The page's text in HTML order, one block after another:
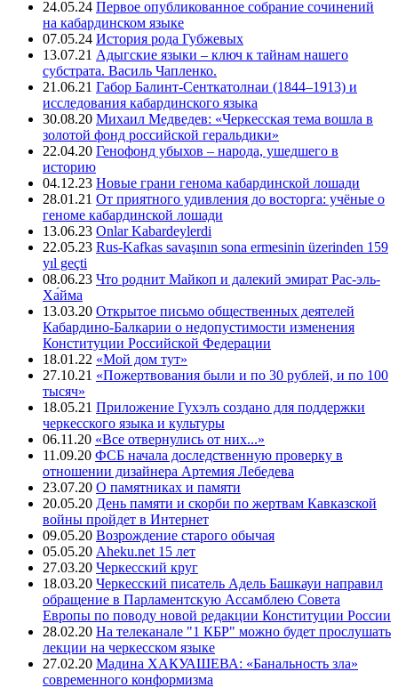
24.05.24 Первое опубликованное собрание сочинений
на кабардинском языке
07.05.24 История рода Губжевых
13.07.21 Адыгские языки – ключ к тайнам нашего
субстрата. Василь Чапленко.
21.06.21 Габор Балинт-Сенткатолнаи (1844–1913) и
исследования кабардинского языка
30.08.20 Михаил Медведев: «Черкесская тема вошла в
золотой фонд российской геральдики»
22.04.20 Генофонд убыхов – народа, ушедшего в
историю
04.12.23 Новые грани генома кабардинской лошади
28.01.21 От приятного удивления до восторга: учёные о
геноме кабардинской лошади
13.06.23 Onlar Kabardeylerdi
22.05.23 Rus-Kafkas savaşının sona ermesinin üzerinden 159
yıl geçti
08.06.23 Что роднит Майкоп и далекий эмират Рас-эль-
Ха́йма
13.03.20 Открытое письмо общественных деятелей
Кабардино-Балкарии о недопустимости изменения
Конституции Российской Федерации
18.01.22 «Мой дом тут»
27.10.21 «Пожертвования были и по 30 рублей, и по 100
тысяч»
18.05.21 Приложение Гухэлъ создано для поддержки
черкесского языка и культуры
06.11.20 «Все отвернулись от них...»
11.09.20 ФСБ начала доследственную проверку в
отношении дизайнера Артемия Лебедева
23.07.20 О памятниках и памяти
20.05.20 День памяти и скорби по жертвам Кавказской
войны пройдет в Интернет
09.05.20 Возрождение старого обычая
05.05.20 Aheku.net 15 лет
27.03.20 Черкесский круг
18.03.20 Черкесский писатель Адель Башкауи направил
обращение в Парламентскую Ассамблею Совета
Европы по поводу новой редакции Конституции России
28.02.20 На телеканале "1 КБР" можно будет прослушать
лекции на черкесском языке
27.02.20 Мадина ХАКУАШЕВА: «Банальность зла»
современного конформизма